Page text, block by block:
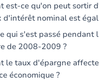
est-ce qu'on peut sortir
d'intérêt nominal est égal
qui s'est passé pendant
de 2008-2009 ?
le taux d'épargne
économique ?